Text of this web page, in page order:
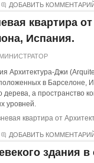
ДОБАВИТЬ
квартира
Испания.
Архитектура-Джи
в Барселоне,
дерева, а пространство
уровней.
ДОБАВИТЬ
здания